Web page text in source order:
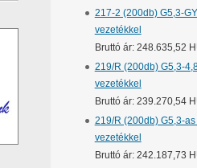
217-2 (200db) G5,3-
vezetékkel
Bruttó ár: 248.635,52
219/R (200db) G5,3-
vezetékkel
Bruttó ár: 239.270,54
219/R (200db) G5,3-
vezetékkel
Bruttó ár: 242.187,73